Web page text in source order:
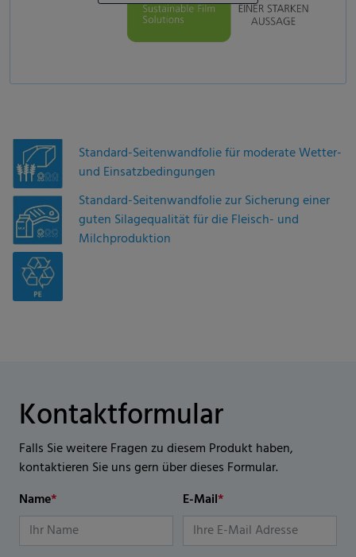
Standard-Seitenwandfolie für moderate Wetter-
und Einsatzbedingungen
Standard-Seitenwandfolie zur Sicherung einer
guten Silagequalität für die Fleisch- und
Milchproduktion
Kontaktformular
Falls Sie weitere Fragen zu diesem Produkt haben,
kontaktieren Sie uns gern über dieses Formular.
Name* E-Mail*